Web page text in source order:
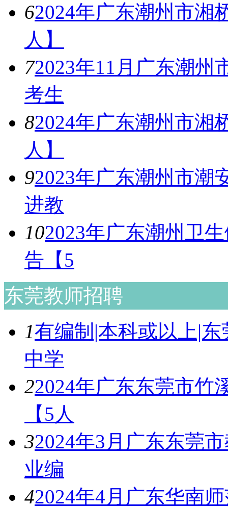
62024年广东潮州市湘
人】
72023年11月广东潮州
考生
82024年广东潮州市湘
人】
92023年广东潮州市潮
进教
102023年广东潮州卫
告【5
东莞教师招聘
1有编制|本科或以上|
中学
22024年广东东莞市竹
【5人
32024年3月广东东莞
业编
42024年4月广东华南